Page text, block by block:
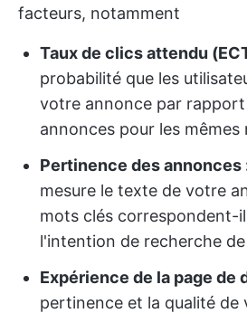
facteurs, notamment
Taux de clics attendu
probabilité que les
votre annonce par
annonces pour les mêmes
Pertinence des annonces
mesure le texte de votre
mots clés correspondent-
l'intention de recherche
Expérience de la page de
pertinence et la qualité de